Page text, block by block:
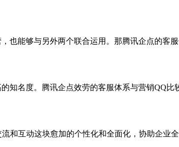
也能够与另外两个联合运用。那腾讯企点的客
名度。腾讯企点效劳的客服体系与营销QQ比
互动这块愈加的个性化和全面化，协助企业